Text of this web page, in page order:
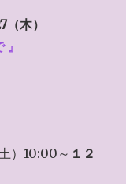
木）
）10:00～ １２